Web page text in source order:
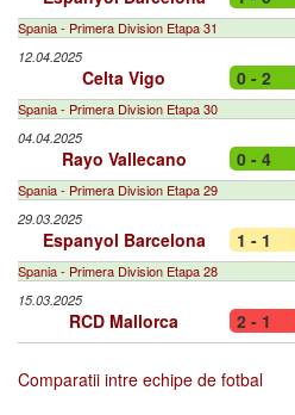
Spania - Primera Division Etapa 31
12.04.2025
Celta Vigo 0 - 2
Spania - Primera Division Etapa 30
04.04.2025
Rayo Vallecano 0 - 4
Spania - Primera Division Etapa 29
29.03.2025
Espanyol Barcelona 1 - 1
Spania - Primera Division Etapa 28
15.03.2025
RCD Mallorca 2 - 1
Comparatii intre echipe de fotbal